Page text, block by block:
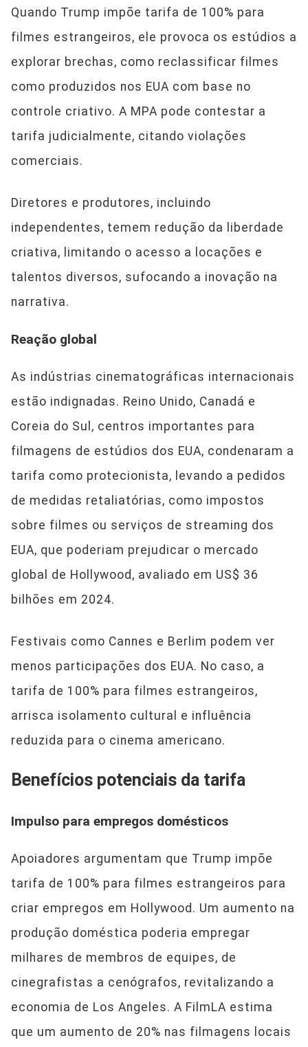
Quando Trump impõe tarifa de 100% para
filmes estrangeiros, ele provoca os estúdios a
explorar brechas, como reclassificar filmes
como produzidos nos EUA com base no
controle criativo. A MPA pode contestar a
tarifa judicialmente, citando violações
comerciais.
Diretores e produtores, incluindo
independentes, temem redução da liberdade
criativa, limitando o acesso a locações e
talentos diversos, sufocando a inovação na
narrativa.
Reação global
As indústrias cinematográficas internacionais
estão indignadas. Reino Unido, Canadá e
Coreia do Sul, centros importantes para
filmagens de estúdios dos EUA, condenaram a
tarifa como protecionista, levando a pedidos
de medidas retaliatórias, como impostos
sobre filmes ou serviços de streaming dos
EUA, que poderiam prejudicar o mercado
global de Hollywood, avaliado em US$ 36
bilhões em 2024.
Festivais como Cannes e Berlim podem ver
menos participações dos EUA. No caso, a
tarifa de 100% para filmes estrangeiros,
arrisca isolamento cultural e influência
reduzida para o cinema americano.
Benefícios potenciais da tarifa
Impulso para empregos domésticos
Apoiadores argumentam que Trump impõe
tarifa de 100% para filmes estrangeiros para
criar empregos em Hollywood. Um aumento na
produção doméstica poderia empregar
milhares de membros de equipes, de
cinegrafistas a cenógrafos, revitalizando a
economia de Los Angeles. A FilmLA estima
que um aumento de 20% nas filmagens locais